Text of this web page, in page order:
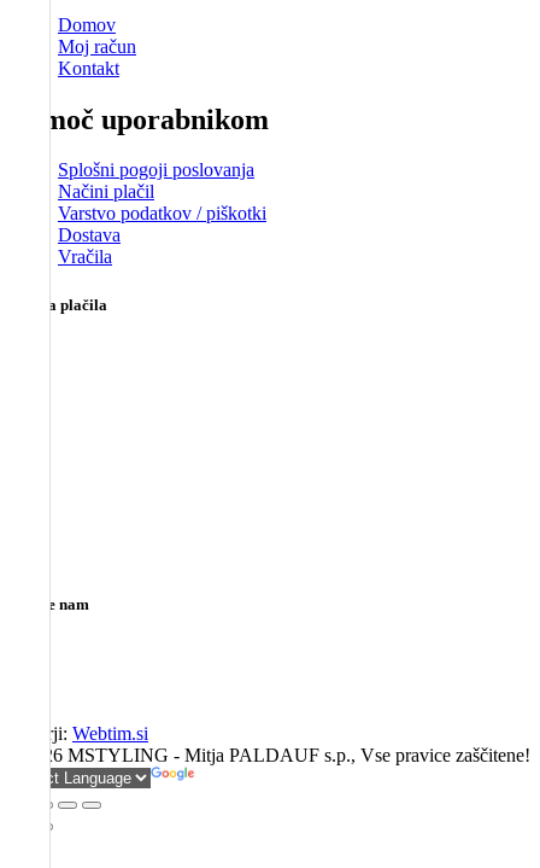
Domov
Moj račun
Kontakt
Pomoč uporabnikom
Splošni pogoji poslovanja
Načini plačil
Varstvo podatkov / piškotki
Dostava
Vračila
Možna plačila
Sledite nam
Avtorji: Webtim.si
2026 MSTYLING - Mitja PALDAUF s.p., Vse pravice zaščitene!